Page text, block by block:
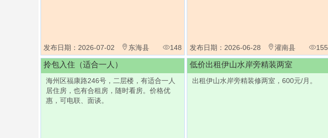
发布日期：2026-07-02 东海县 148 发布日期：2026-06-28 灌南县 155
拎包入住（适合一人）
海州区福康路246号，二层楼，有适合一人
居住房，也有合租房，随时看房。价格优
惠，可电联、面谈。
低价出租伊山水岸旁精装两室
出租伊山水岸旁精装修两室，600元/月。